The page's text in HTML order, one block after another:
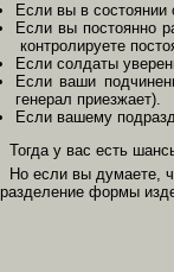
Если вы в состоянии
Если вы постоянно
контролируете
Если солдаты
Если ваши
генерал приезжает).
Если вашему
Тогда у вас есть
Но если вы думаете,
формы